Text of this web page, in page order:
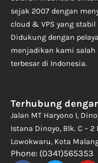
sejak 2007 dengan
cloud & VPS yang
Didukung dengan
menjadikan kami salah
terbesar di Indonesia.
Terhubung
Jalan MT Haryono I,
Istana Dinoyo, Blk. C – 2
Lowokwaru, Kota
Phone: (0341)565353